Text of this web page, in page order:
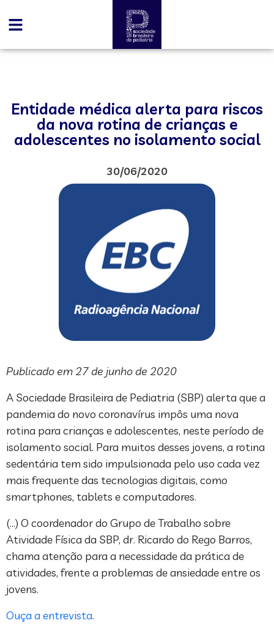
Entidade médica alerta para riscos
da nova rotina de crianças e
adolescentes no isolamento social
30/06/2020
Publicado em 27 de junho de 2020
A Sociedade Brasileira de Pediatria (SBP) alerta que a
pandemia do novo coronavírus impôs uma nova
rotina para crianças e adolescentes, neste período de
isolamento social. Para muitos desses jovens, a rotina
sedentária tem sido impulsionada pelo uso cada vez
mais frequente das tecnologias digitais, como
smartphones, tablets e computadores.
(…) O coordenador do Grupo de Trabalho sobre
Atividade Física da SBP, dr. Ricardo do Rego Barros,
chama atenção para a necessidade da prática de
atividades, frente a problemas de ansiedade entre os
jovens.
Ouça a entrevista.